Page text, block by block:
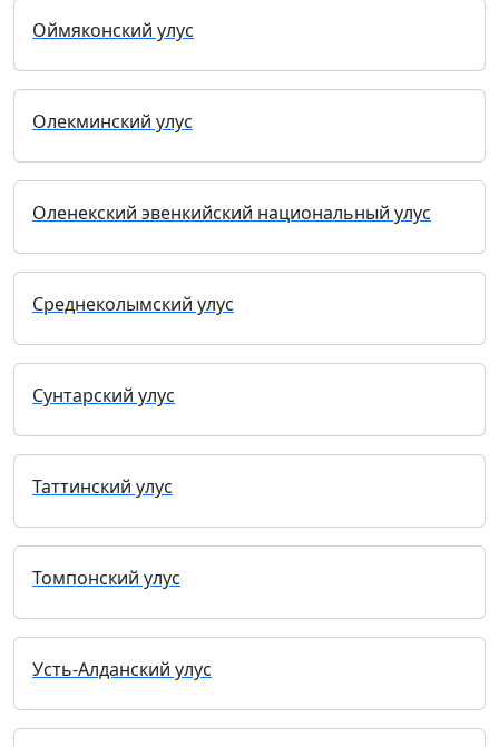
Оймяконский улус
Олекминский улус
Оленекский эвенкийский национальный улус
Среднеколымский улус
Сунтарский улус
Таттинский улус
Томпонский улус
Усть-Алданский улус